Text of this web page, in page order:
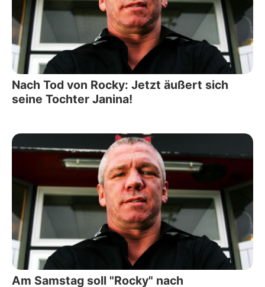
Nach Tod von Rocky: Jetzt äußert sich
seine Tochter Janina!
Am Samstag soll "Rocky" nach